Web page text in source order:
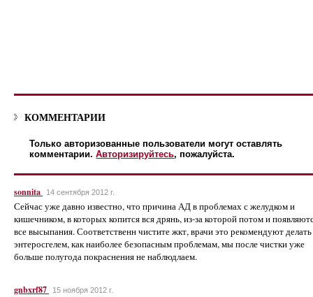
КОММЕНТАРИИ
Только авторизованные пользователи могут оставлять
комментарии.Авторизируйтесь, пожалуйста.
sonnita 14 сентября 2012 г.
Сейчас уже давно известно, что причина АД в проблемах с желудком и
кишечником, в которых копится вся дрянь, из-за которой потом и
все высыпания. Соответственн чистите жкт, врачи это рекомендуют делать
энтеросгелем, как наиболее безопасным проблемам, мы после чистки уже
больше полугода покраснения не наблюдлаем.
gnbxrf87 15 ноября 2012 г.